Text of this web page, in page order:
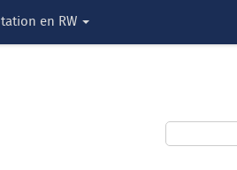
en RW